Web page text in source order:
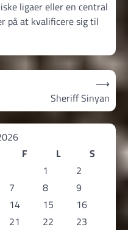
ligaer eller en central
på at kvalificere sig til
Sheriff Sinyan
⟶
F L
S
1
2
7 8
9
14 15
16
21 22
23